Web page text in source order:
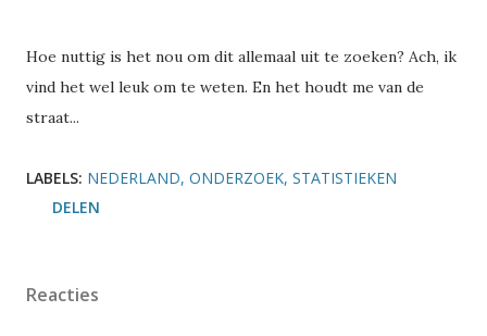
Hoe nuttig is het nou om dit allemaal uit te zoeken? Ach, ik
vind het wel leuk om te weten. En het houdt me van de
straat...
LABELS: NEDERLAND ONDERZOEK STATISTIEKEN
DELEN
Reacties